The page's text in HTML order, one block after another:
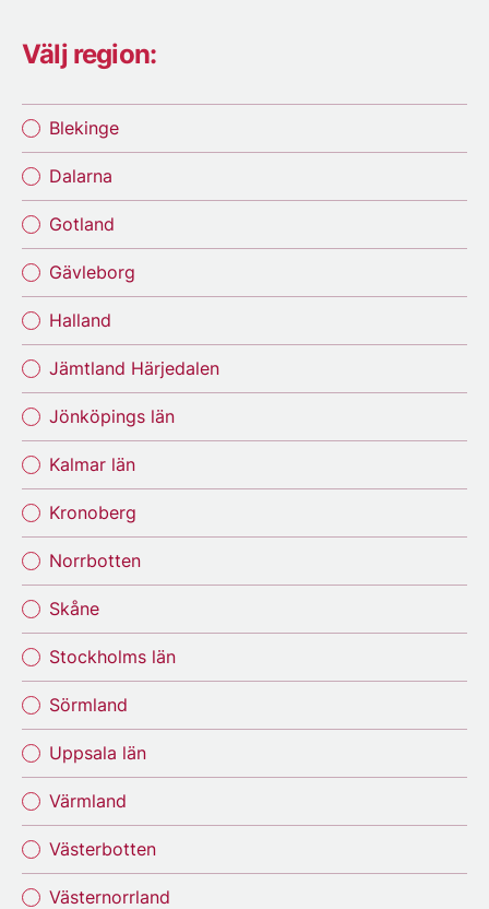
Välj region:
Blekinge
Dalarna
Gotland
Gävleborg
Halland
Jämtland Härjedalen
Jönköpings län
Kalmar län
Kronoberg
Norrbotten
Skåne
Stockholms län
Sörmland
Uppsala län
Värmland
Västerbotten
Västernorrland